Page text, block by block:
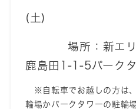
(土)
場所：新エ
鹿島田1-1-5パーク
※自転車でお越しの方は、
輪場かパークタワーの駐輪